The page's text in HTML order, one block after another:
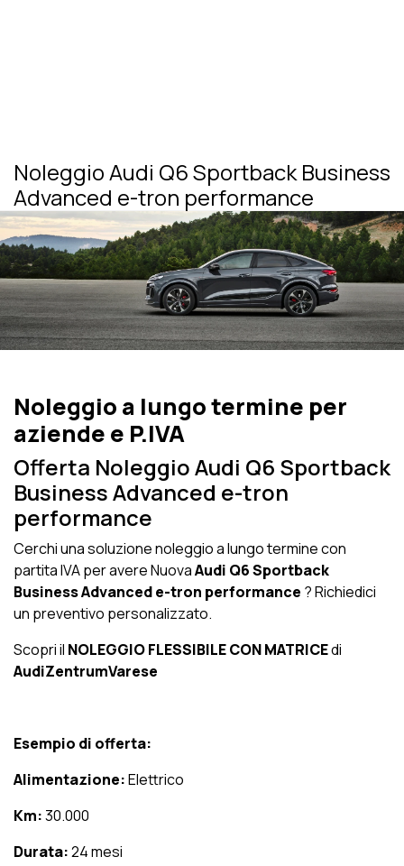
Noleggio Audi Q6 Sportback Business
Advanced e-tron performance
Noleggio a lungo termine per
aziende e P.IVA
Offerta Noleggio Audi Q6 Sportback
Business Advanced e-tron
performance
Cerchi una soluzione noleggio a lungo termine con
partita IVA per avere NuovaAudi Q6 Sportback
Business Advanced e-tron performance ? Richiedici
un preventivo personalizzato.
Scopri il NOLEGGIO FLESSIBILE CON MATRICEdi
AudiZentrumVarese
Esempio di offerta:
Alimentazione:Elettrico
Km:30.000
Durata:24 mesi